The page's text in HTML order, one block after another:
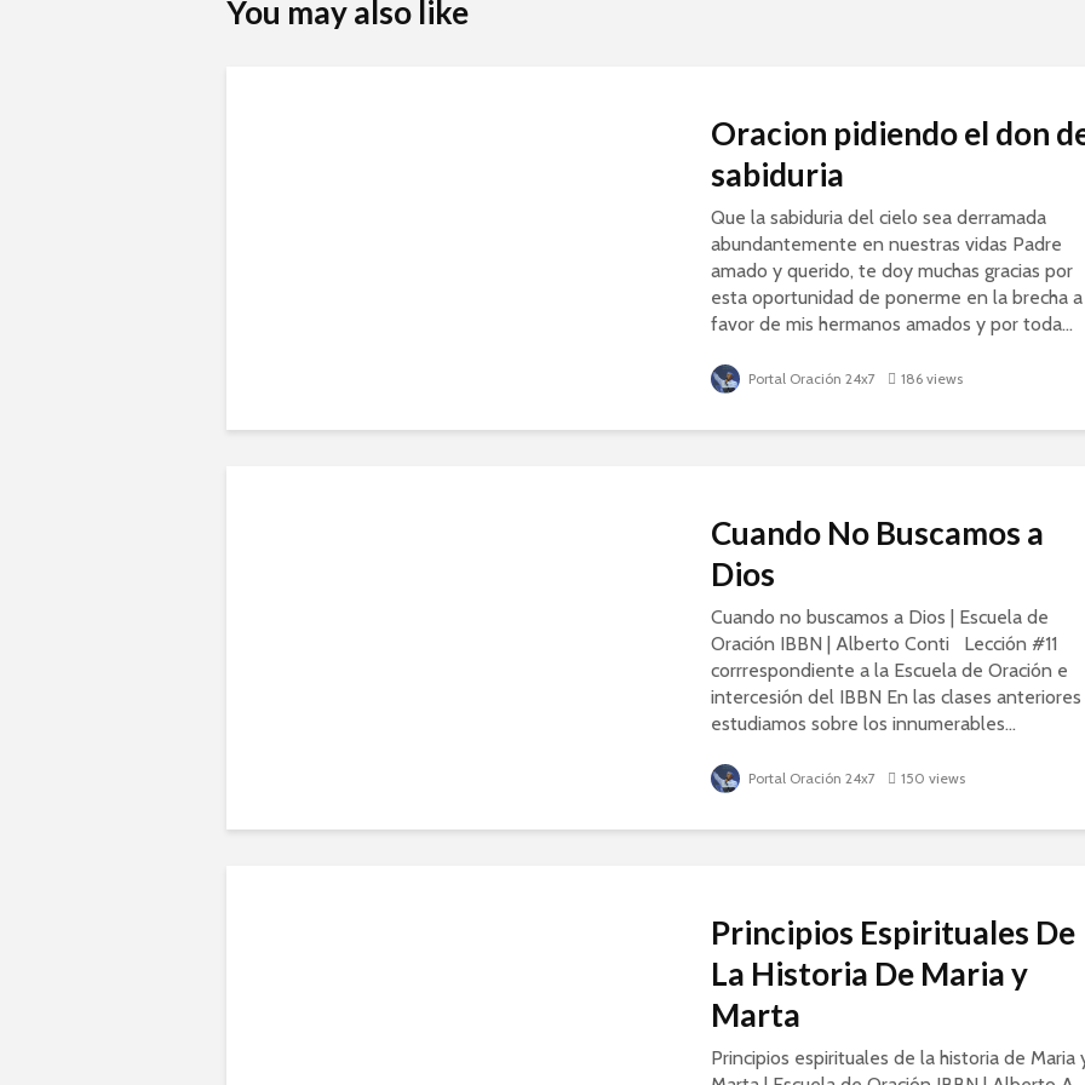
You may also like
Oracion pidiendo el don
sabiduria
Que la sabiduria del cielo sea derramada
abundantemente en nuestras vidas Padre
amado y querido, te doy muchas gracias por
esta oportunidad de ponerme en la brecha a
favor de mis hermanos amados y por toda...
Portal Oración 24x7 186 views
Cuando No Buscamos a
Dios
Cuando no buscamos a Dios | Escuela de
Oración IBBN | Alberto Conti Lección #11
corrrespondiente a la Escuela de Oración e
intercesión del IBBN En las clases anteriores
estudiamos sobre los innumerables...
Portal Oración 24x7 150 views
Principios Espirituales De
La Historia De Maria y
Marta
Principios espirituales de la historia de Maria